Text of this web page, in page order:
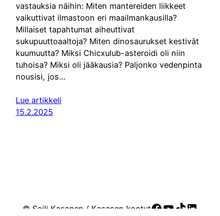
vastauksia näihin: Miten mantereiden liikkeet
vaikuttivat ilmastoon eri maailmankausilla?
Millaiset tapahtumat aiheuttivat
sukupuuttoaaltoja? Miten dinosaurukset kestivät
kuumuutta? Miksi Chicxulub-asteroidi oli niin
tuhoisa? Miksi oli jääkausia? Paljonko vedenpinta
nousisi, jos…
Lue artikkeli
15.2.2025
© Soili Kasanen / Kasasen kootutFacebook
YouTube
TikTok